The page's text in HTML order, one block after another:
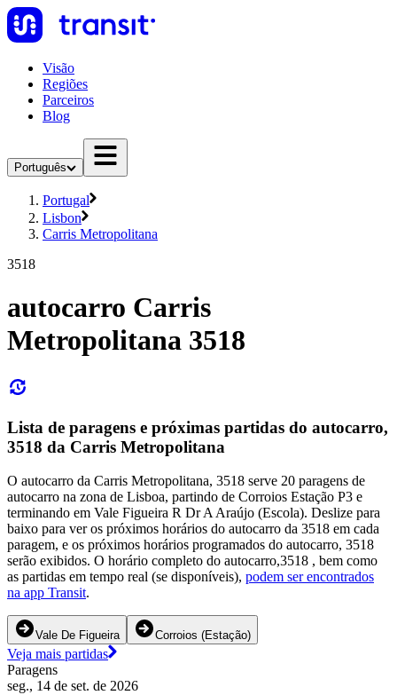
Visão
Regiões
Parceiros
Blog
Português
Portugal
Lisbon
Carris Metropolitana
3518
autocarro Carris
Metropolitana 3518
Lista de paragens e próximas partidas do autocarro,
3518 da Carris Metropolitana
O autocarro da Carris Metropolitana, 3518 serve 20 paragens de
autocarro na zona de Lisboa, partindo de Corroios Estação P3 e
terminando em Vale Figueira R Dr A Araújo (Escola). Deslize para
baixo para ver os próximos horários do autocarro da 3518 em cada
paragem, e os próximos horários programados do autocarro, 3518
serão exibidos. O horário completo do autocarro,3518 , bem como
as partidas em tempo real (se disponíveis), podem ser encontrados
na app Transit.
Vale De Figueira Corroios (Estação)
Veja mais partidas
Paragens
seg., 14 de set. de 2026